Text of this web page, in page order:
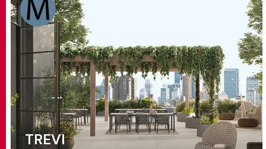
TREVI